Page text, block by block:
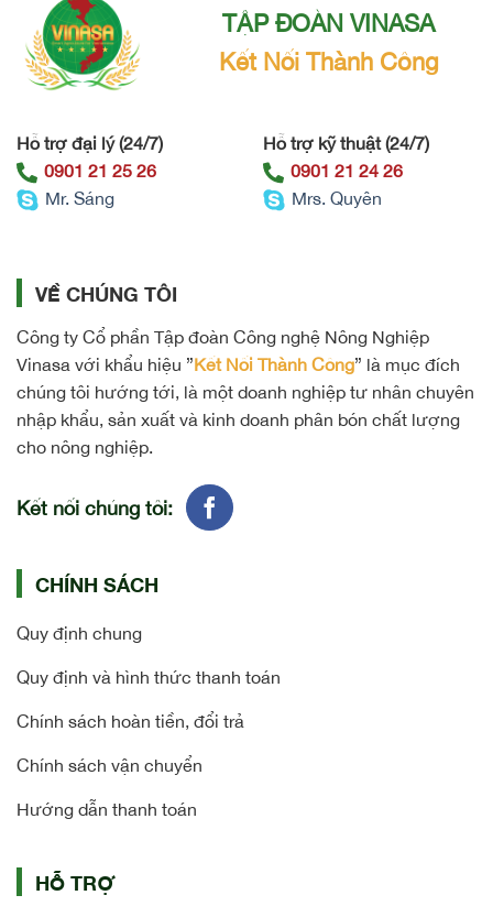
TẬP ĐOÀN VINASA
Kết Nối Thành Công
Hỗ trợ đại lý (24/7)
0901 21 25 26
Mr. Sáng
Hỗ trợ kỹ thuật (24/7)
0901 21 24 26
Mrs. Quyên
VỀ CHÚNG TÔI
Công ty Cổ phần Tập đoàn Công nghệ Nông Nghiệp
Vinasa với khẩu hiệu ”Kết Nối Thành Công” là mục đích
chúng tôi hướng tới, là một doanh nghiệp tư nhân chuyên
nhập khẩu, sản xuất và kinh doanh phân bón chất lượng
cho nông nghiệp.
Kết nối chúng tôi:
CHÍNH SÁCH
Quy định chung
Quy định và hình thức thanh toán
Chính sách hoàn tiền, đổi trả
Chính sách vận chuyển
Hướng dẫn thanh toán
HỖ TRỢ